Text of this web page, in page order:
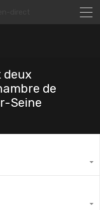
deux
de
Seine